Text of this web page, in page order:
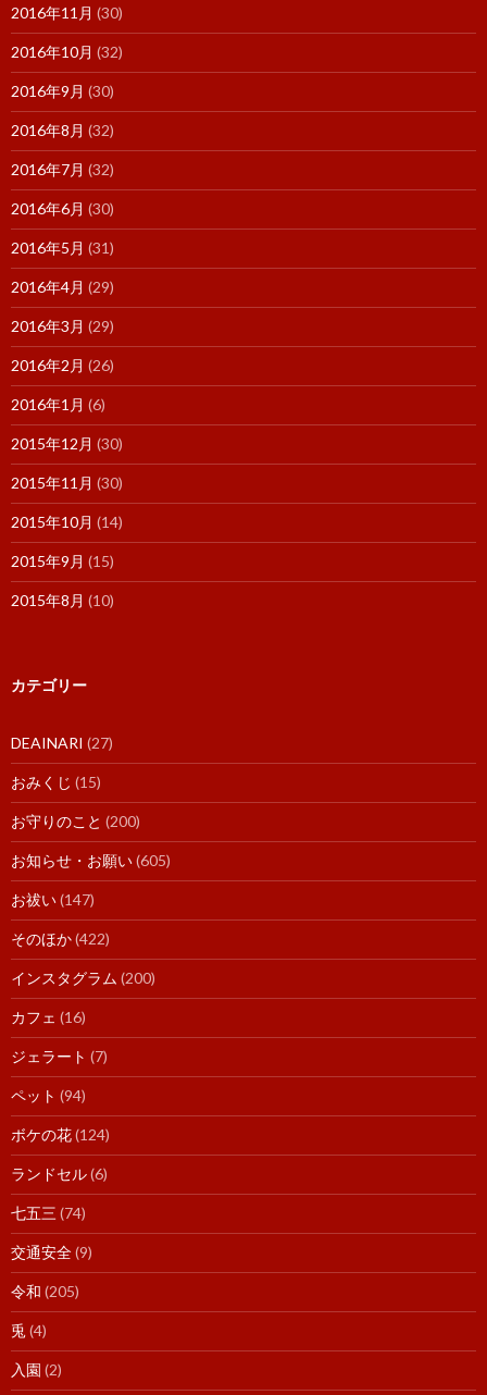
2016年11月 (30)
2016年10月 (32)
2016年9月 (30)
2016年8月 (32)
2016年7月 (32)
2016年6月 (30)
2016年5月 (31)
2016年4月 (29)
2016年3月 (29)
2016年2月 (26)
2016年1月 (6)
2015年12月 (30)
2015年11月 (30)
2015年10月 (14)
2015年9月 (15)
2015年8月 (10)
カテゴリー
DEAINARI (27)
おみくじ (15)
お守りのこと (200)
お知らせ・お願い(605)
お祓い(147)
そのほか(422)
インスタグラム (200)
カフェ (16)
ジェラート (7)
ペット (94)
ボケの花(124)
ランドセル(6)
七五三 (74)
交通安全(9)
令和 (205)
兎 (4)
入園 (2)